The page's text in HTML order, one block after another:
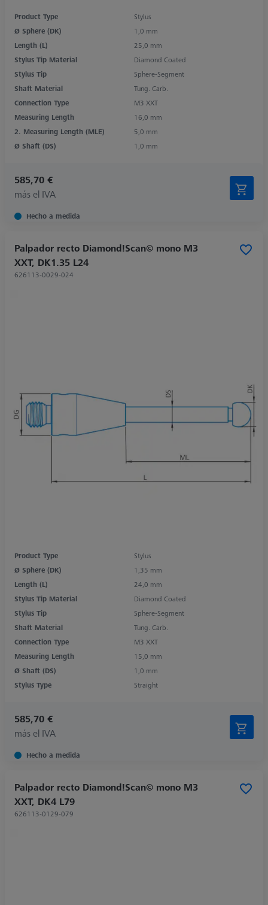
Product Type
Stylus
Ø Sphere (DK)
1,0 mm
Length (L)
25,0 mm
Stylus Tip Material
Diamond Coated
Stylus Tip
Sphere-Segment
Shaft Material
Tung. Carb.
Connection Type
M3 XXT
Measuring Length
16,0 mm
2. Measuring Length (MLE)
5,0 mm
Ø Shaft (DS)
1,0 mm
585,70 €
más el IVA
Hecho a medida
Palpador recto Diamond!Scan© mono M3
XXT, DK1.35 L24
626113-0029-024
Product Type
Stylus
Ø Sphere (DK)
1,35 mm
Length (L)
24,0 mm
Stylus Tip Material
Diamond Coated
Stylus Tip
Sphere-Segment
Shaft Material
Tung. Carb.
Connection Type
M3 XXT
Measuring Length
15,0 mm
Ø Shaft (DS)
1,0 mm
Stylus Type
Straight
585,70 €
más el IVA
Hecho a medida
Palpador recto Diamond!Scan© mono M3
XXT, DK4 L79
626113-0129-079